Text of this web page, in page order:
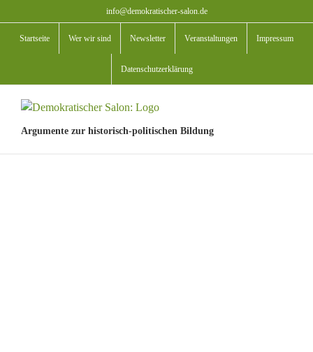
Inhalt
springen
info@demokratischer-salon.de
Startseite Wer wir sind Newsletter Veranstaltungen Impressum
Datenschutzerklärung
Argumente zur historisch-politischen Bildung